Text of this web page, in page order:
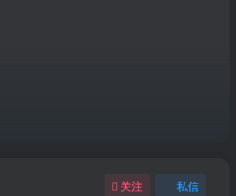
关注 私信